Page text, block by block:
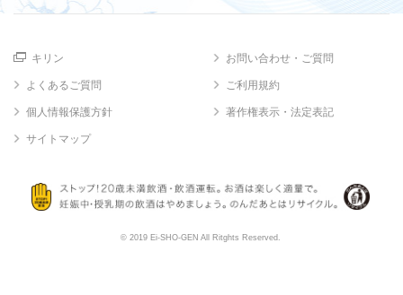
キリン お問い合わせ・ご質問
よくあるご質問 ご利用規約
個人情報保護方針 著作権表示・法定表記
サイトマップ
© 2019 Ei-SHO-GEN All Ritghts Reserved.